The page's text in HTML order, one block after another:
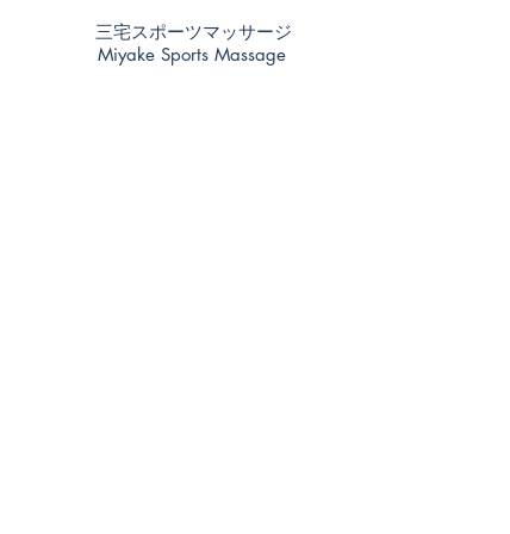
三宅スポーツマッサージ
Miyake Sports Massage